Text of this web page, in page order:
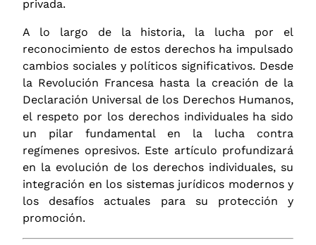
privada.
A lo largo de la historia, la lucha por el
reconocimiento de estos derechos ha impulsado
cambios sociales y políticos significativos. Desde
la Revolución Francesa hasta la creación de la
Declaración Universal de los Derechos Humanos,
el respeto por los derechos individuales ha sido
un pilar fundamental en la lucha contra
regímenes opresivos. Este artículo profundizará
en la evolución de los derechos individuales, su
integración en los sistemas jurídicos modernos y
los desafíos actuales para su protección y
promoción.